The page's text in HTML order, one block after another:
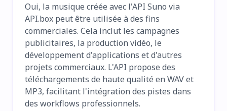
Oui, la musique créée avec l'API Suno via
API.box peut être utilisée à des fins
commerciales. Cela inclut les campagnes
publicitaires, la production vidéo, le
développement d'applications et d'autres
projets commerciaux. L'API propose des
téléchargements de haute qualité en WAV et
MP3, facilitant l'intégration des pistes dans
des workflows professionnels.